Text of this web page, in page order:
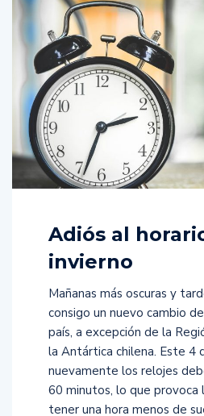
Adiós al
invierno
Mañanas más oscuras y
consigo un nuevo cambio
país, a excepción de la
la Antártica chilena. Este 4
nuevamente los relojes
60 minutos, lo que provoca
tener una hora menos de